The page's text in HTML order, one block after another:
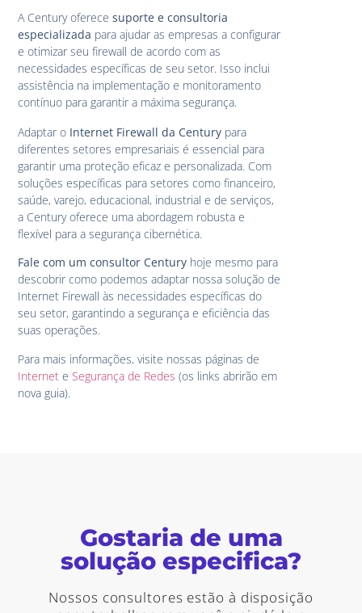
A Century oferecesuporte e consultoria
especializada para ajudar as empresas a configurar
e otimizar seu firewall de acordo com as
necessidades específicas de seu setor. Isso inclui
assistência na implementação e monitoramento
contínuo para garantir a máxima segurança.
Adaptar o Internet Firewall da Century para
diferentes setores empresariais é essencial para
garantir uma proteção eficaz e personalizada. Com
soluções específicas para setores como financeiro,
saúde, varejo, educacional, industrial e de serviços,
a Century oferece uma abordagem robusta e
flexível para a segurança cibernética.
Fale com um consultor Century hoje mesmo para
descobrir como podemos adaptar nossa solução de
Internet Firewall às necessidades específicas do
seu setor, garantindo a segurança e eficiência das
suas operações.
Para mais informações, visite nossas páginas de
Internet e Segurança de Redes (os links abrirão em
nova guia).
Gostaria de uma
solução especifica?
Nossos consultores estão à disposição